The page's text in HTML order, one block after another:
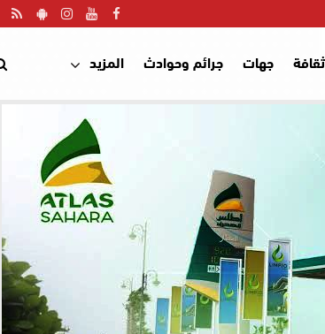
جهات جرائم وحوادث المزيد